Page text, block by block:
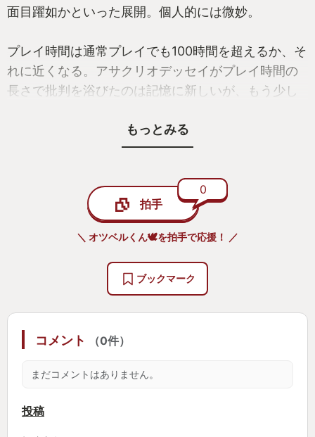
面目躍如かといった展開。個人的には微妙。
プレイ時間は通常プレイでも100時間を超えるか、そ
れに近くなる。アサクリオデッセイがプレイ時間の
長さで批判を浴びたのは記憶に新しいが、もう少し
まあ色々いったが、100時間を超えるプレイ時間の長
られる作品の一つであることは間違いない。
もっとみる
拍手
0
＼ オツベルくん🕊️を拍手で応援！ ／
ブックマーク
コメント （0件）
まだコメントはありません。
投稿